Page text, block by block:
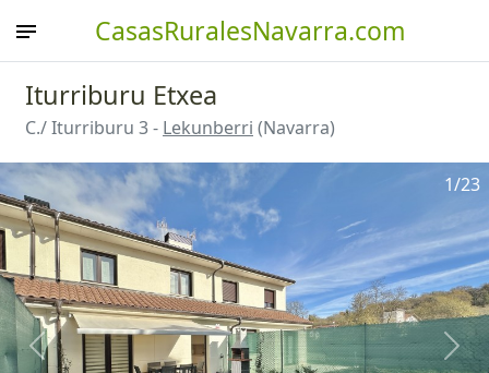
CasasRuralesNavarra.com
Iturriburu Etxea
C./ Iturriburu 3 - Lekunberri (Navarra)
Anterior
1/23